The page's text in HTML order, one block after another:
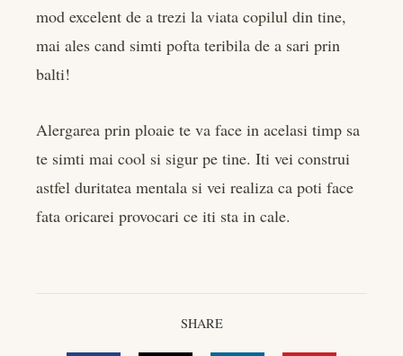
mod excelent de a trezi la viata copilul din tine,
mai ales cand simti pofta teribila de a sari prin
balti!
Alergarea prin ploaie te va face in acelasi timp sa
te simti mai cool si sigur pe tine. Iti vei construi
astfel duritatea mentala si vei realiza ca poti face
fata oricarei provocari ce iti sta in cale.
SHARE